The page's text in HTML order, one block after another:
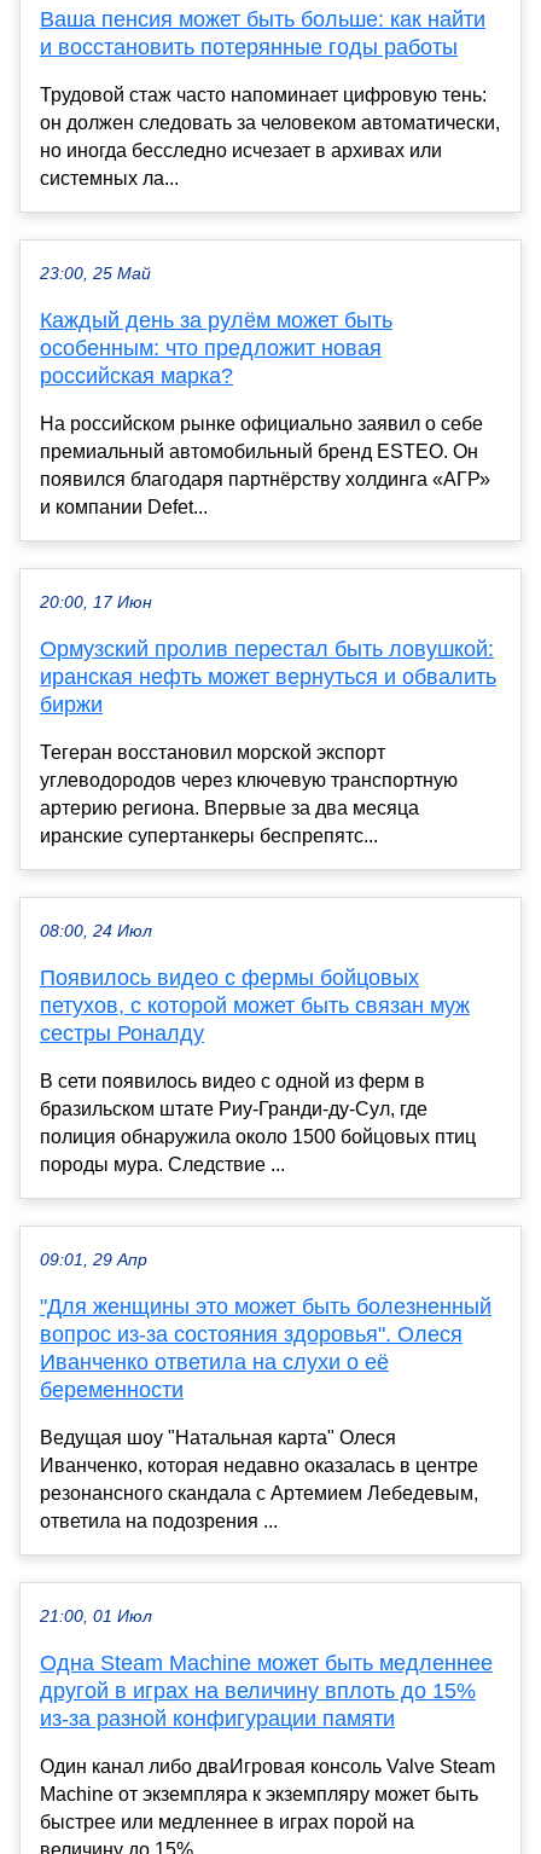
Ваша пенсия может быть больше: как найти
и восстановить потерянные годы работы
Трудовой стаж часто напоминает цифровую тень:
он должен следовать за человеком автоматически,
но иногда бесследно исчезает в архивах или
системных ла...
23:00, 25 Май
Каждый день за рулём может быть
особенным: что предложит новая
российская марка?
На российском рынке официально заявил о себе
премиальный автомобильный бренд ESTEO. Он
появился благодаря партнёрству холдинга «АГР»
и компании Defet...
20:00, 17 Июн
Ормузский пролив перестал быть ловушкой:
иранская нефть может вернуться и обвалить
биржи
Тегеран восстановил морской экспорт
углеводородов через ключевую транспортную
артерию региона. Впервые за два месяца
иранские супертанкеры беспрепятс...
08:00, 24 Июл
Появилось видео с фермы бойцовых
петухов, с которой может быть связан муж
сестры Роналду
В сети появилось видео с одной из ферм в
бразильском штате Риу-Гранди-ду-Сул, где
полиция обнаружила около 1500 бойцовых птиц
породы мура. Следствие ...
09:01, 29 Апр
"Для женщины это может быть болезненный
вопрос из-за состояния здоровья". Олеся
Иванченко ответила на слухи о её
беременности
Ведущая шоу "Натальная карта" Олеся
Иванченко, которая недавно оказалась в центре
резонансного скандала с Артемием Лебедевым,
ответила на подозрения ...
21:00, 01 Июл
Одна Steam Machine может быть медленнее
другой в играх на величину вплоть до 15%
из-за разной конфигурации памяти
Один канал либо дваИгровая консоль Valve Steam
Machine от экземпляра к экземпляру может быть
быстрее или медленнее в играх порой на
величину до 15%, ...